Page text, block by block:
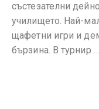
състезателни
училището. Най-
щафетни игри и
бързина. В турнир …